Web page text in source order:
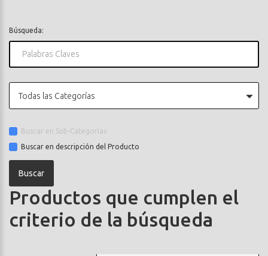
Búsqueda:
Todas las Categorías
Buscar en Sub-Categorías
Buscar en descripción del Producto
Productos que cumplen el
criterio de la búsqueda